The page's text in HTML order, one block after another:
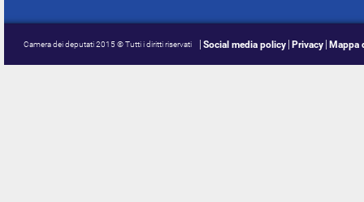
Camera dei deputati 2015 © Tutti i diritti riservati Social media policy Privacy Mappa